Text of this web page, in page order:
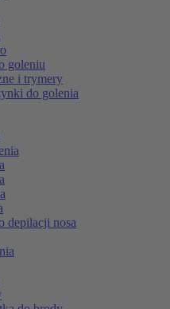
goleniu
i trymery
do golenia
depilacji nosa